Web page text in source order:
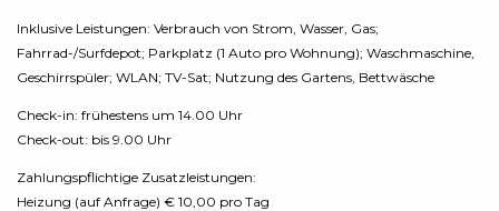
Inklusive Leistungen: Verbrauch von Strom, Wasser, Gas;
Fahrrad-/Surfdepot; Parkplatz (1 Auto pro Wohnung); Waschmaschine,
Geschirrspüler; WLAN; TV-Sat; Nutzung des Gartens, Bettwäsche
Check-in: frühestens um 14.00 Uhr
Check-out: bis 9.00 Uhr
Zahlungspflichtige Zusatzleistungen:
Heizung (auf Anfrage) € 10,00 pro Tag